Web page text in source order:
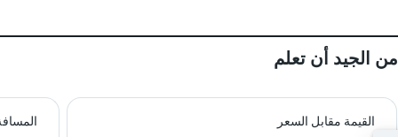
من الجيد أن تعلم
القيمة مقابل السعر